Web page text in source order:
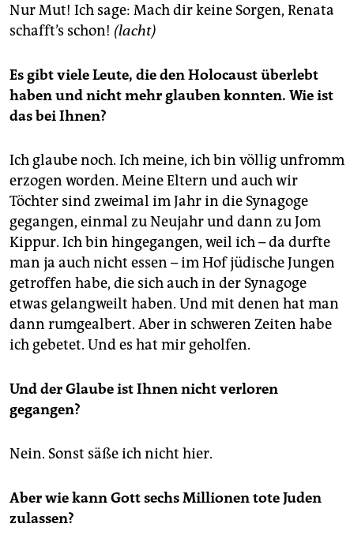
Nur Mut! Ich sage: Mach dir keine Sorgen, Renata
schafft’s schon! (lacht)
Es gibt viele Leute, die den Holocaust überlebt
haben und nicht mehr glauben konnten. Wie ist
das bei Ihnen?
Ich glaube noch. Ich meine, ich bin völlig unfromm
erzogen worden. Meine Eltern und auch wir
Töchter sind zweimal im Jahr in die Synagoge
gegangen, einmal zu Neujahr und dann zu Jom
Kippur. Ich bin hingegangen, weil ich – da durfte
man ja auch nicht essen – im Hof jüdische Jungen
getroffen habe, die sich auch in der Synagoge
etwas gelangweilt haben. Und mit denen hat man
dann rumgealbert. Aber in schweren Zeiten habe
ich gebetet. Und es hat mir geholfen.
Und der Glaube ist Ihnen nicht verloren
gegangen?
Nein. Sonst säße ich nicht hier.
Aber wie kann Gott sechs Millionen tote Juden
zulassen?